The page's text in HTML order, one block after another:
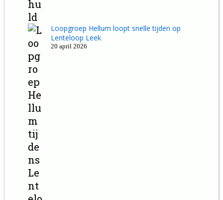
Loopgroep Hellum loopt snelle tijden op
Lenteloop Leek
20 april 2026